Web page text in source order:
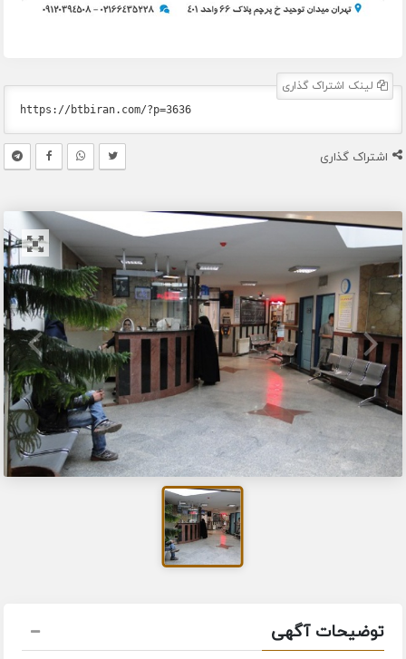
لینک اشتراک گذاری
اشتراک گذاری
توضیحات آگهی